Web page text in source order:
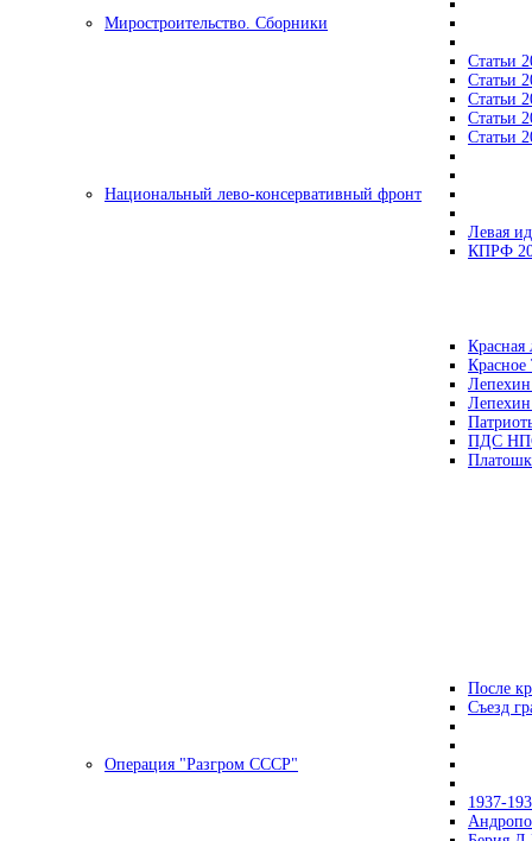
Миростроительство. Сборники
Статьи
Статьи
Статьи
Статьи
Статьи
Национальный лево-консервативный фронт
Левая
КПРФ
Красная
ПДС
После
Съезд
Операция "Разгром СССР"
1937-